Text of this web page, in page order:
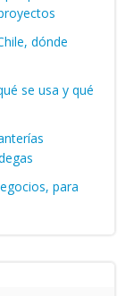
dónde
se usa y qué
para